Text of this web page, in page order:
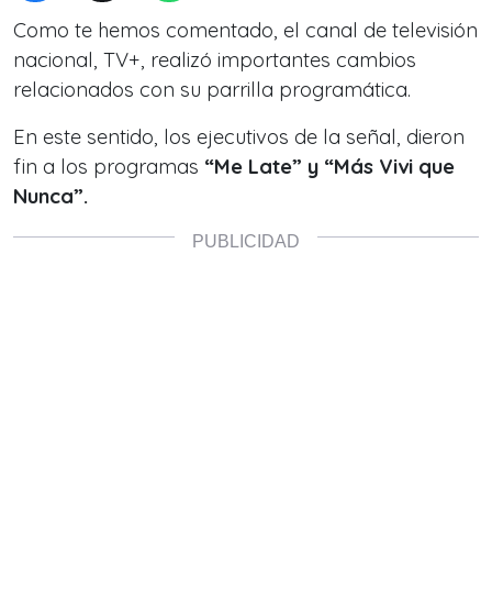
Como te hemos comentado, el canal de televisión
nacional, TV+, realizó importantes cambios
relacionados con su parrilla programática.
En este sentido, los ejecutivos de la señal, dieron
fin a los programas “Me Late” y “Más Vivi que
Nunca”.